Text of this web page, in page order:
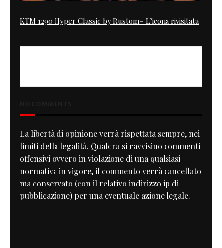
KTM 1290 Hyper Classic by Rustom– L’icona rivisitata
La libertà di opinione verrà rispettata sempre, nei
limiti della legalità. Qualora si ravvisino commenti
offensivi ovvero in violazione di una qualsiasi
normativa in vigore, il commento verrà cancellato
ma conservato (con il relativo indirizzo ip di
pubblicazione) per una eventuale azione legale.